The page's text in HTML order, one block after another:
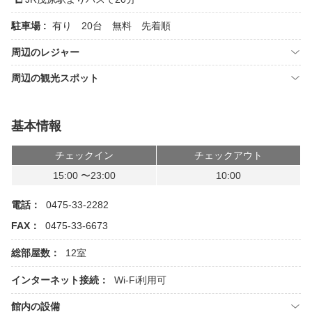
駐車場 : 有り 20台 無料 先着順
周辺のレジャー
周辺の観光スポット
基本情報
チェックイン
チェックアウト
15:00 〜23:00
10:00
電話：
0475-33-2282
FAX：
0475-33-6673
総部屋数： 12室
インターネット接続： Wi-Fi利用可
館内の設備